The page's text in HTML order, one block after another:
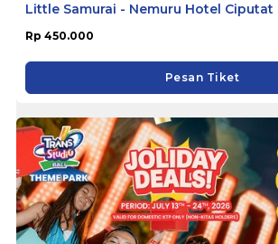
Little Samurai - Nemuru Hotel Ciputat
Rp 450.000
Pesan Tiket